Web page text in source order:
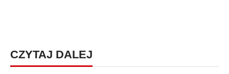
CZYTAJ DALEJ